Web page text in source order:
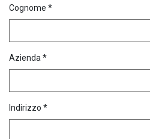
Cognome *
Azienda *
Indirizzo *